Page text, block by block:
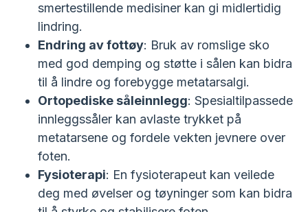
smertestillende medisiner kan gi midlertidig
lindring.
Endring av fottøy: Bruk av romslige sko
med god demping og støtte i sålen kan bidra
til å lindre og forebygge metatarsalgi.
Ortopediske såleinnlegg: Spesialtilpassede
innleggssåler kan avlaste trykket på
metatarsene og fordele vekten jevnere over
foten.
Fysioterapi: En fysioterapeut kan veilede
deg med øvelser og tøyninger som kan bidra